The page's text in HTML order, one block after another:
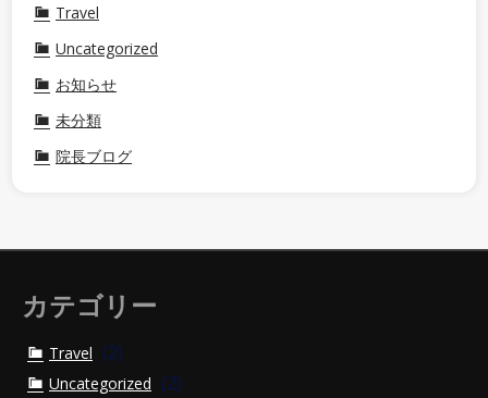
Travel
Uncategorized
お知らせ
未分類
院長ブログ
カテゴリー
Travel (2)
Uncategorized (2)